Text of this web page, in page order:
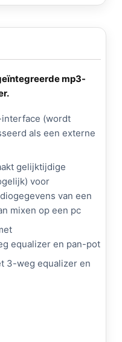
mp3-
(wordt
als een externe
gelijktijdige
voor
van een
mixen op een pc
equalizer en pan-pot
3-weg equalizer en